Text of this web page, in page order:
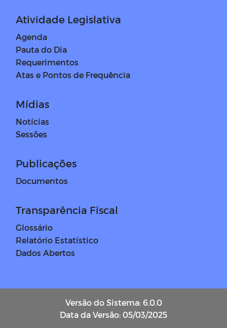
Atividade Legislativa
Agenda
Pauta do Dia
Requerimentos
Atas e Pontos de Frequência
Mídias
Notícias
Sessões
Publicações
Documentos
Transparência Fiscal
Glossário
Relatório Estatístico
Dados Abertos
Versão do Sistema: 6.0.0
Data da Versão: 05/03/2025